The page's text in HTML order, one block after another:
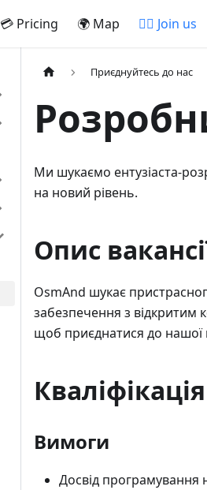
💳 Pricing 🌍 Map 🚵‍♂️ Join us
Приєднуйтесь до нас
Ми шукаємо ентузіаста-
на новий рівень.
Опис
OsmAnd шукає
забезпечення з
щоб приєднатися до
Кваліфікація
Вимоги
Досвід програмування